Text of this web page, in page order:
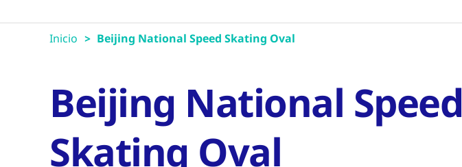
Inicio Beijing National Speed Skating Oval
Beijing National Speed
Skating Oval